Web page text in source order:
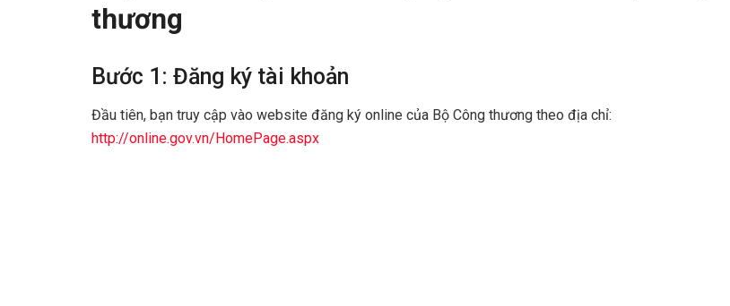
thương
Bước 1: Đăng ký tài khoản
Đầu tiên, bạn truy cập vào website đăng ký online của Bộ Công thương theo địa chỉ:
http://online.gov.vn/HomePage.aspx